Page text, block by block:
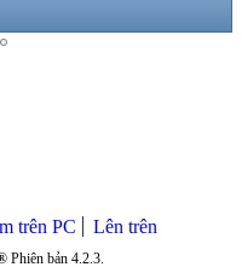
trên PC Lên trên
Phiên bản 4.2.3.